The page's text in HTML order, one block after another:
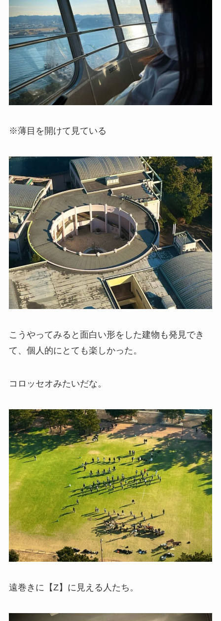
※薄目を開けて見ている
こうやってみると面白い形をした建物も発見でき
て、個人的にとても楽しかった。
コロッセオみたいだな。
遠巻きに【Z】に見える人たち。